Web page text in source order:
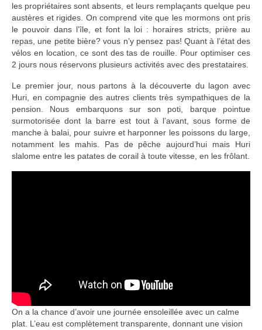
les propriétaires sont absents, et leurs remplaçants quelque peu
austères et rigides. On comprend vite que les mormons ont pris
le pouvoir dans l’île, et font la loi : horaires stricts, prière au
repas, une petite bière? vous n’y pensez pas! Quant à l’état des
vélos en location, ce sont des tas de rouille. Pour optimiser ces
2 jours nous réservons plusieurs activités avec des prestataires.
Le premier jour, nous partons à la découverte du lagon avec
Huri, en compagnie des autres clients très sympathiques de la
pension. Nous embarquons sur son poti, barque pointue
surmotorisée dont la barre est tout à l’avant, sous forme de
manche à balai, pour suivre et harponner les poissons du large,
notamment les mahis. Pas de pêche aujourd’hui mais Huri
slalome entre les patates de corail à toute vitesse, en les frôlant.
On a la chance d’avoir une journée ensoleillée avec un calme
plat. L’eau est complètement transparente, donnant une vision